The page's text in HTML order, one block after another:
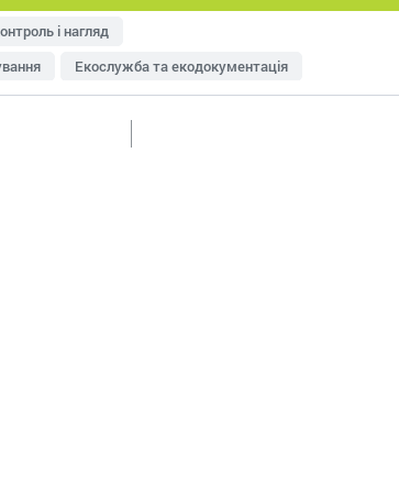
і нагляд
Екослужба та екодокументація
Ресурсозбереження